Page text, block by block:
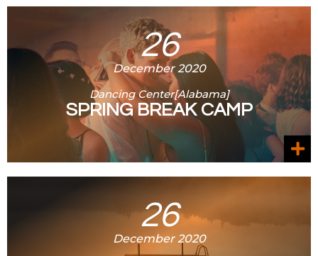
26
December 2020
Dancing Center[Alabama]
SPRING BREAK CAMP
26
December 2020